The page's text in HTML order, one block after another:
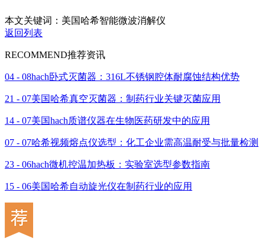
本文关键词：美国哈希智能微波消解仪
返回列表
RECOMMEND推荐资讯
04 - 08hach卧式灭菌器：316L不锈钢腔体耐腐蚀结构优势
21 - 07美国哈希真空灭菌器：制药行业关键灭菌应用
14 - 07美国hach质谱仪器在生物医药研发中的应用
07 - 07哈希视频熔点仪选型：化工企业需高温耐受与批量检测
23 - 06hach微机控温加热板：实验室选型参数指南
15 - 06美国哈希自动旋光仪在制药行业的应用